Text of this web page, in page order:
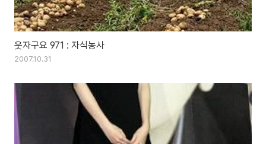
웃자구요 971 : 자식농사
2007.10.31